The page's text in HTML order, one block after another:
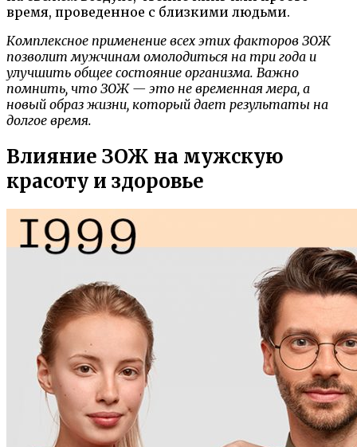
время, проведенное с близкими людьми.
Комплексное применение всех этих факторов ЗОЖ
позволит мужчинам омолодиться на три года и
улучшить общее состояние организма. Важно
помнить, что ЗОЖ — это не временная мера, а
новый образ жизни, который дает результаты на
долгое время.
Влияние ЗОЖ на мужскую
красоту и здоровье